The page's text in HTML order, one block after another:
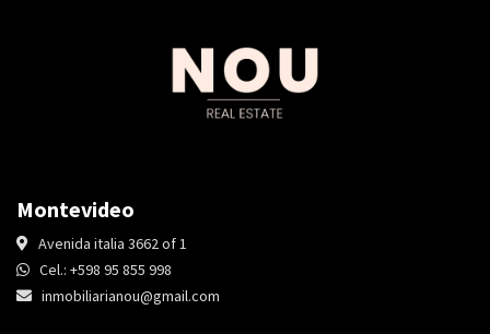
Montevideo
Avenida italia 3662 of 1
Cel.: +598 95 855 998
inmobiliarianou@gmail.com